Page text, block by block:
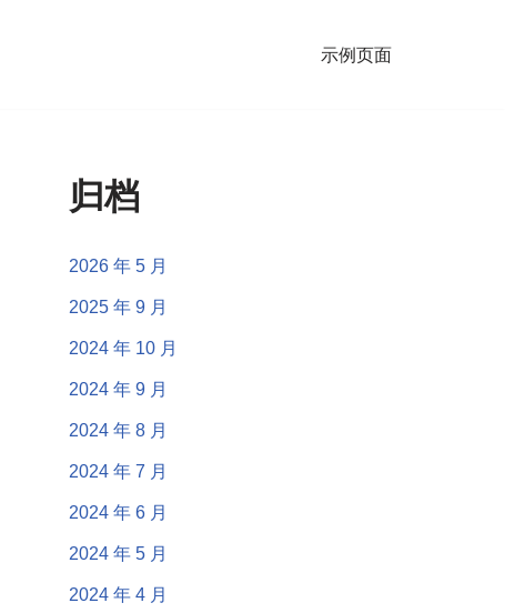
示例页面
归档
2026 年 5 月
2025 年 9 月
2024 年 10 月
2024 年 9 月
2024 年 8 月
2024 年 7 月
2024 年 6 月
2024 年 5 月
2024 年 4 月